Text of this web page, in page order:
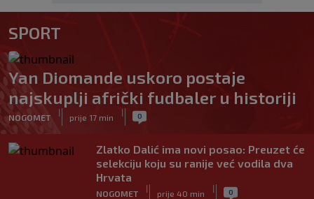
SPORT
Yan Diomande uskoro postaje
najskuplji afrički fudbaler u historiji
NOGOMET
|
prije 17 min
| 0
Zlatko Dalić ima novi posao: Preuzet će
selekciju koju su ranije već vodila dva
Hrvata
NOGOMET
|
prije 40 min
| 0